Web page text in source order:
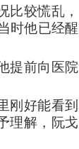
比较慌乱，
时他已经醒
提前向医院
刚好能看到
理解，阮戈